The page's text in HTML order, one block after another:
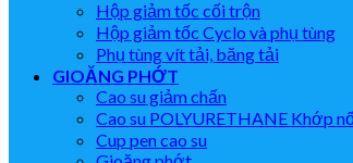
Hộp giảm tốc cối trộn
Hộp giảm tốc Cyclo và phụ tùng
Phụ tùng vít tải, băng tải
GIOĂNG PHỚT
Cao su giảm chấn
Cao su POLYURETHANE Khớp
Cup pen cao su